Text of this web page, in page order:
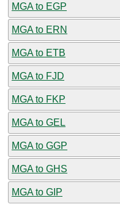
MGA to EGP
MGA to ERN
MGA to ETB
MGA to FJD
MGA to FKP
MGA to GEL
MGA to GGP
MGA to GHS
MGA to GIP